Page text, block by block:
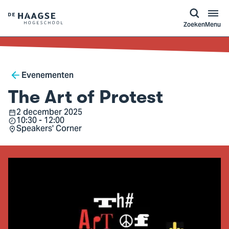
Logo
van
De
Hogeschool,
ga
naar
de
homepagina
ZoekenMenu
Breadcrumb
Evenementen
The Art of Protest
Datum
2 december 2025
Tijd10:30 - 12:00
Locatie
Speakers' Corner